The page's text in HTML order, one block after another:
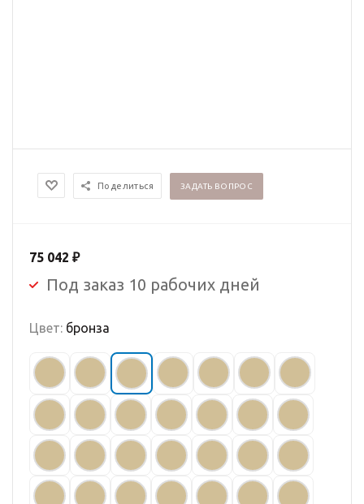
Поделиться ЗАДАТЬ ВОПРОС
Цвет: бронза
75 042 ₽
Под заказ 10 рабочих дней